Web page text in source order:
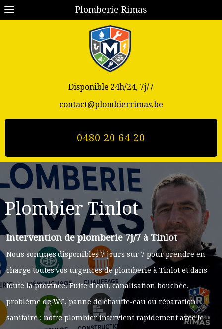
Plomberie Rimas
Disponible 24h/24, 7j/7
contact@plombierrimas.be
0480 20 64 20
Plombier Tinlot
Intervention de plomberie 7j/7 à Tinlot
Nous sommes disponibles 7 jours sur 7 pour prendre en
charge toutes vos urgences de plomberie à Tinlot et dans
toute la province. Fuite d’eau, canalisation bouchée,
problème de WC, panne de chauffe-eau ou réparation
sanitaire : notre plombier intervient rapidement avec le